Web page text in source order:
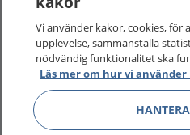
Vi använder kakor, cookies, för
upplevelse, sammanställa
nödvändig funktionalitet ska
Läs mer om hur vi